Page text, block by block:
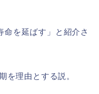
を延ばす」と紹介さ
を理由とする説。